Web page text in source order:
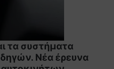
τα συστήματα
Νέα έρευνα